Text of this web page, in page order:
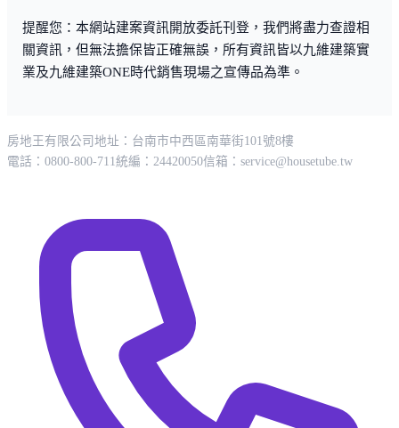
提醒您：本網站建案資訊開放委託刊登，我們將盡力查證相
關資訊，但無法擔保皆正確無誤，所有資訊皆以九維建築實
業及九維建築ONE時代銷售現場之宣傳品為準。
房地王有限公司 地址：台南市中西區南華街101號8樓
電話：0800-800-711統編：24420050信箱： service@housetube.tw